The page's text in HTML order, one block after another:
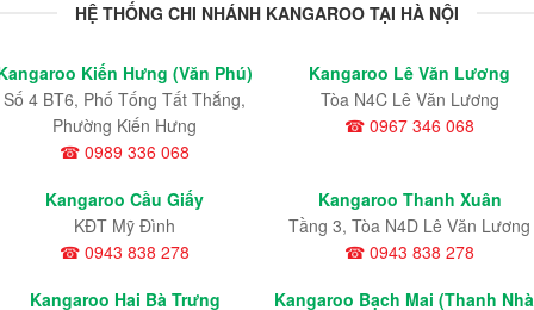
HỆ THỐNG CHI NHÁNH KANGAROO TẠI HÀ NỘI
Kiến Hưng (Văn Phú)
Số 4 BT6, Phố Tống Tất Thắng,
Phường Kiến Hưng
☎ 0989 336 068
Kangaroo Lê Văn Lương
Tòa N4C Lê Văn Lương
☎ 0967 346 068
Kangaroo Cầu Giấy
KĐT Mỹ Đình
☎ 0943 838 278
Kangaroo Thanh Xuân
Tầng 3, Tòa N4D Lê Văn Lương
☎ 0943 838 278
Kangaroo Hai Bà Trưng Kangaroo Bạch Mai (Thanh